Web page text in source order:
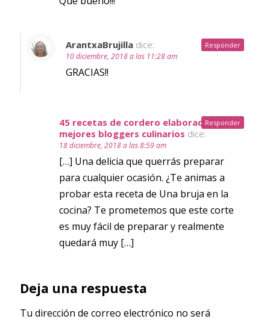
ArantxaBrujilla dice:
10 diciembre, 2018 a las 11:28 am
GRACIAS!!
Responder
45 recetas de cordero elaboradas los
mejores bloggers culinarios dice:
18 diciembre, 2018 a las 8:59 am
[…] Una delicia que querrás preparar
para cualquier ocasión. ¿Te animas a
probar esta receta de Una bruja en la
cocina? Te prometemos que este corte
es muy fácil de preparar y realmente
quedará muy […]
Responder
Deja una respuesta
Tu dirección de correo electrónico no será